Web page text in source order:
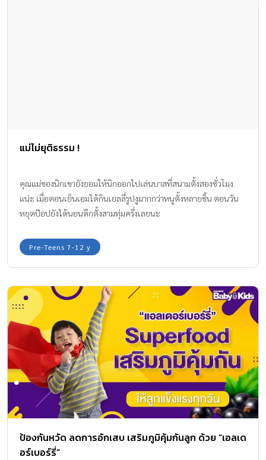
แม่ไม่ยุติธรรม !
คุณแม่ของนิกเขายังยอมให้นิกออกไปเล่นบาสที่สนามตั้งสองชั่วโมง
แน่ะ เมื่อตอนเย็นเอมได้กินเยลลี่รูปงูมากกว่าหนูตั้งหลายชิ้น ตอนวัน
หยุดป๊อปยังได้นอนดึกตั้งสามทุ่มครึ่งเลยนะ
Pre-Teens 7-12 y
ป้องกันหวัด ลดการอักเสบ เสริมภูมิคุ้มกันลูก ด้วย “เอลเด
อร์เบอร์รี่”